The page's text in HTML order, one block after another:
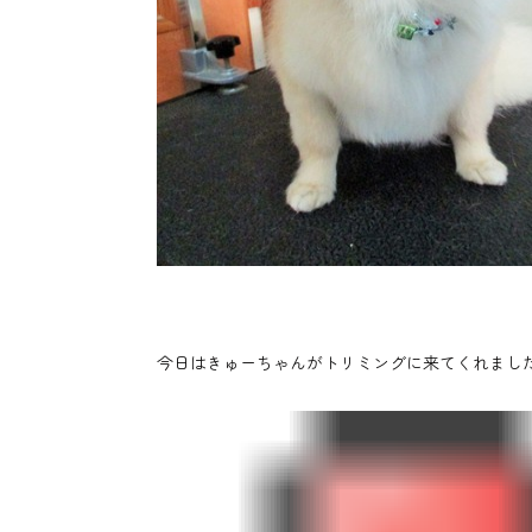
今日はきゅーちゃんがトリミングに来てくれまし